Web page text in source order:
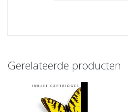
Gerelateerde producten